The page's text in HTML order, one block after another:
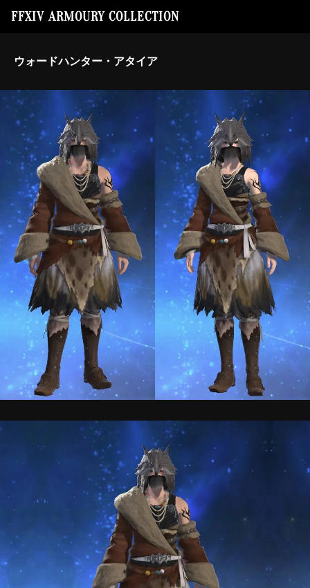
FFXIV ARMOURY COLLECTION
ウォードハンター・アタイア